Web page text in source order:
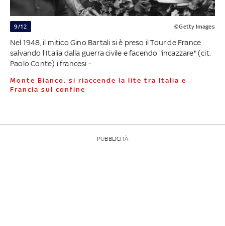
9/12 ©Getty Images
Nel 1948, il mitico Gino Bartali si è preso il Tour de France
salvando l'Italia dalla guerra civile e facendo "incazzare" (cit.
Paolo Conte) i francesi -
Monte Bianco, si riaccende la lite tra Italia e
Francia sul confine
PUBBLICITÀ